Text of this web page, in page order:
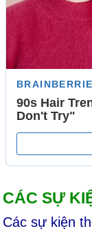
CÁC SỰ
Các sự kiện